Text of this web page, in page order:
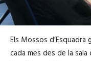
Els Mossos
cada mes des de la